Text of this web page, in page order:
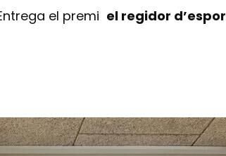
el premi el regidor